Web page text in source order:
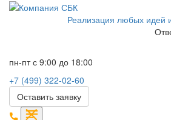
Реализация любых идей
пн-пт с 9:00 до 18:00
+7 (499) 322-02-60
Оставить заявку